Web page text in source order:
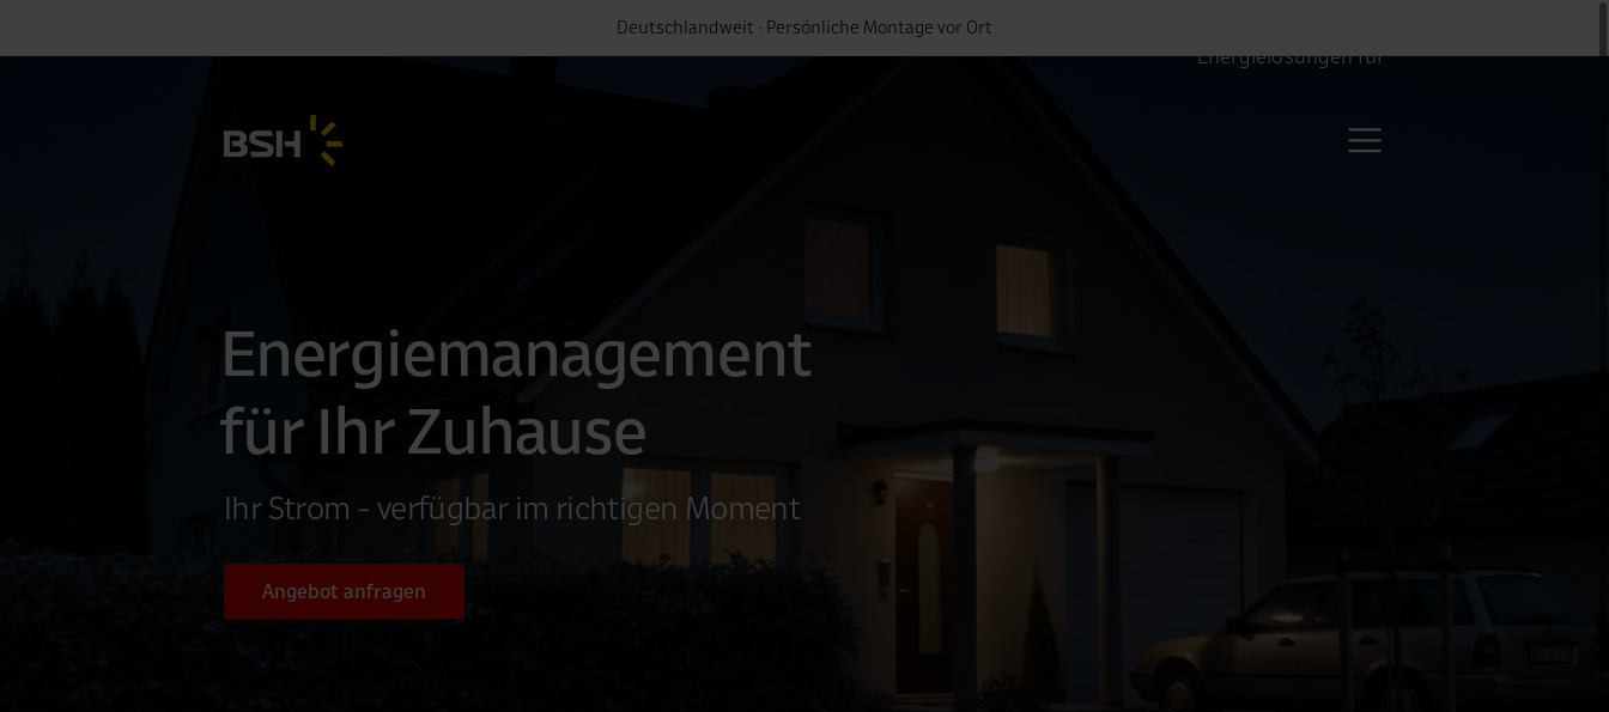
Bestes.Solar.Handwerk.
Energielösungen für
Energiemanagement
für Ihr Zuhause
Ihr Strom - verfügbar im richtigen Moment
Angebot anfragen